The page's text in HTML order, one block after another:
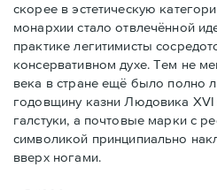
скорее в эстетическую
монархии стало отвлечённой
практике легитимисты
консервативном духе. Тем не
века в стране ещё было полно
годовщину казни Людовика
галстуки, а почтовые марки с
символикой принципиально
вверх ногами.